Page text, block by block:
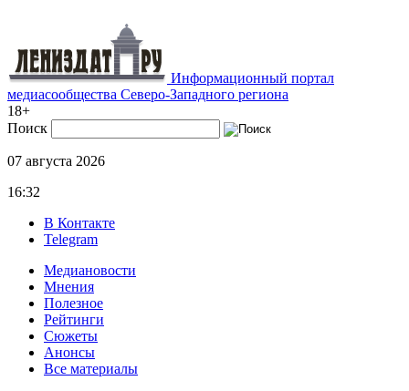
Информационный портал
медиасообщества Северо-Западного региона
18+
Поиск
07 августа 2026
16:32
В Контакте
Telegram
Медиановости
Мнения
Полезное
Рейтинги
Сюжеты
Анонсы
Все материалы